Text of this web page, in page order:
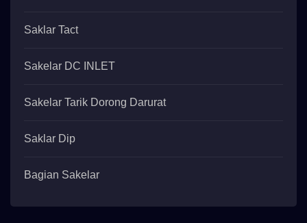
Saklar Tact
Sakelar DC INLET
Sakelar Tarik Dorong Darurat
Saklar Dip
Bagian Sakelar